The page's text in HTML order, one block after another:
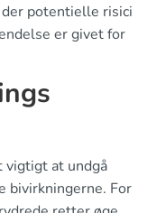
potentielle risici
er givet for
vigtigt at undgå
bivirkningerne. For